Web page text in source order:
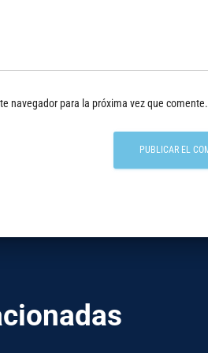
navegador para la próxima vez que comente.